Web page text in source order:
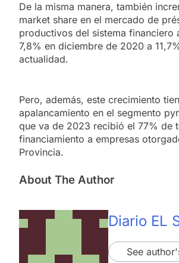
De la misma manera, también
market share en el mercado de
productivos del sistema financiero
7,8% en diciembre de 2020 a
actualidad.
Pero, además, este crecimiento
apalancamiento en el segmento
que va de 2023 recibió el 77% de
financiamiento a empresas
Provincia.
About The Author
Diario EL
See